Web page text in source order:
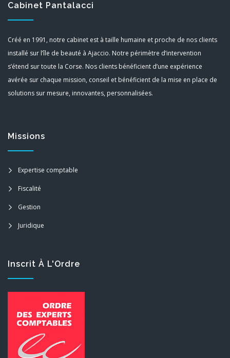
Cabinet Pantalacci
Créé en 1991, notre cabinet est à taille humaine et proche de nos clients
installé sur l’île de beauté à Ajaccio. Notre périmètre d’intervention
s’étend sur toute la Corse. Nos clients bénéficient d’une expérience
avérée sur chaque mission, conseil et bénéficient de la mise en place de
solutions sur mesure, innovantes, personnalisées.
Missions
Expertise comptable
Fiscalité
Gestion
Juridique
Inscrit À L'Ordre